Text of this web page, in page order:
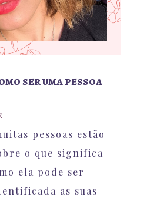
ser uma pessoa
pessoas estão
o que significa
ela pode ser
as suas